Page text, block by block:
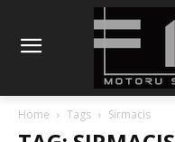
Home Tags Sirmacis